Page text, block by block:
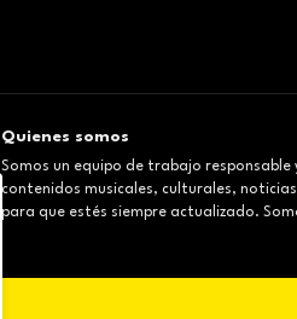
Quienes somos
Somos un equipo de trabajo
contenidos musicales, culturales,
para que estés siempre actualizado.